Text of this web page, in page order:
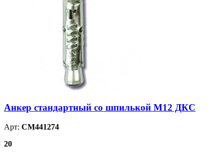
Анкер стандартный со шпилькой М12 ДКС
Арт: CM441274
20